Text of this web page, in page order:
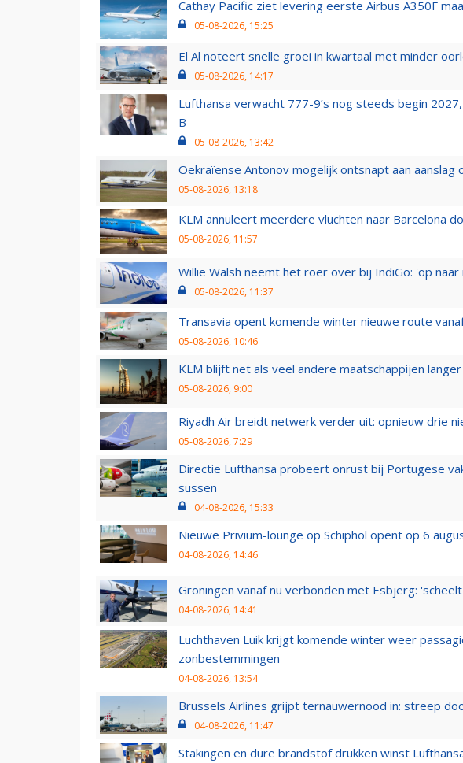
Cathay Pacific ziet levering eerste Airbus A350F
05-08-2026, 15:25
El Al noteert snelle groei in kwartaal met minder
05-08-2026, 14:17
Lufthansa verwacht 777-9’s nog steeds begin
B
05-08-2026, 13:42
Oekraïense Antonov mogelijk ontsnapt aan aanslag
05-08-2026, 13:18
KLM annuleert meerdere vluchten naar Barcelona
05-08-2026, 11:57
Willie Walsh neemt het roer over bij IndiGo: 'op
05-08-2026, 11:37
Transavia opent komende winter nieuwe route
05-08-2026, 10:46
KLM blijft net als veel andere maatschappijen
05-08-2026, 9:00
Riyadh Air breidt netwerk verder uit: opnieuw drie
05-08-2026, 7:29
Directie Lufthansa probeert onrust bij Portugese
sussen
04-08-2026, 15:33
Nieuwe Privium-lounge op Schiphol opent op 6
04-08-2026, 14:46
Groningen vanaf nu verbonden met Esbjerg:
04-08-2026, 14:41
Luchthaven Luik krijgt komende winter weer
zonbestemmingen
04-08-2026, 13:54
Brussels Airlines grijpt ternauwernood in: streep
04-08-2026, 11:47
Stakingen en dure brandstof drukken winst